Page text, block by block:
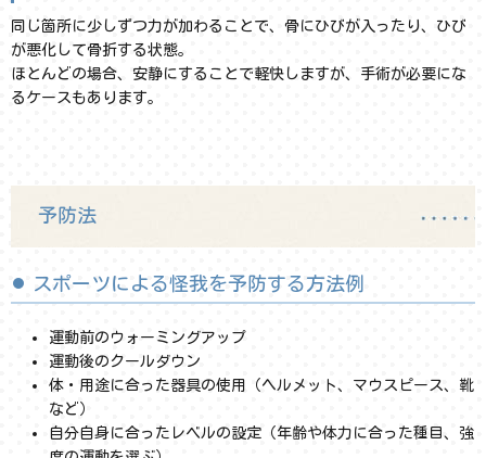
同じ箇所に少しずつ力が加わることで、骨にひびが入ったり、ひび
が悪化して骨折する状態。
ほとんどの場合、安静にすることで軽快しますが、手術が必要にな
るケースもあります。
予防法
スポーツによる怪我を予防する方法例
運動前のウォーミングアップ
運動後のクールダウン
体・用途に合った器具の使用（ヘルメット、マウスピース、靴
など）
自分自身に合ったレベルの設定（年齢や体力に合った種目、強